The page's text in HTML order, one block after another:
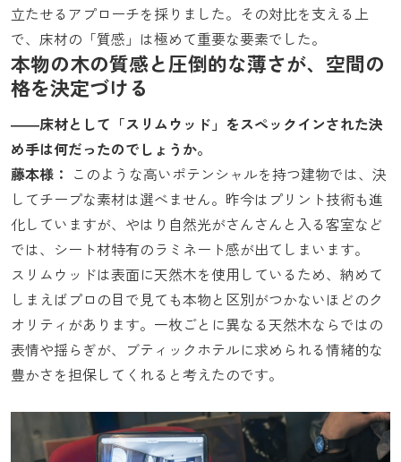
立たせるアプローチを採りました。その対比を支える上
で、床材の「質感」は極めて重要な要素でした。
本物の木の質感と圧倒的な薄さが、空間の
格を決定づける
――床材として「スリムウッド」をスペックインされた決
め手は何だったのでしょうか。
藤本様： このような高いポテンシャルを持つ建物では、決
してチープな素材は選べません。昨今はプリント技術も進
化していますが、やはり自然光がさんさんと入る客室など
では、シート材特有のラミネート感が出てしまいます。
スリムウッドは表面に天然木を使用しているため、納めて
しまえばプロの目で見ても本物と区別がつかないほどのク
オリティがあります。一枚ごとに異なる天然木ならではの
表情や揺らぎが、ブティックホテルに求められる情緒的な
豊かさを担保してくれると考えたのです。